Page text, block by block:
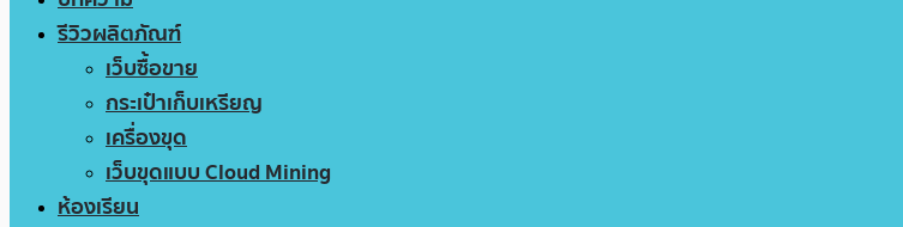
รีวิวผลิตภัณฑ์
เว็บซื้อขาย
กระเป๋าเก็บเหรียญ
เครื่องขุด
เว็บขุดแบบ Cloud Mining
ห้องเรียน